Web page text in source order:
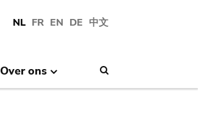
NL FR EN DE 中文
Over ons